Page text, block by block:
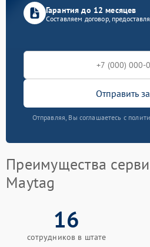
Гарантия до 12 месяцев
Составляем договор,
Отправить
Отправляя, Вы соглашаетесь с
Преимущества
Maytag
16
сотрудников в штате